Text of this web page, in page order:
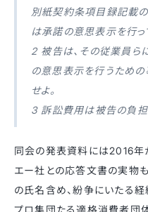
別紙契約条項目録記載
は承諾の意思表示を行っ
2 被告は、その従業員ら
の意思表示を行うため
せよ。
3 訴訟費用は被告の負担
同会の発表資料には2016年
エー社との応答文書の実物
の氏名含め、紛争にいたる経
プロ集団たる適格消費者団